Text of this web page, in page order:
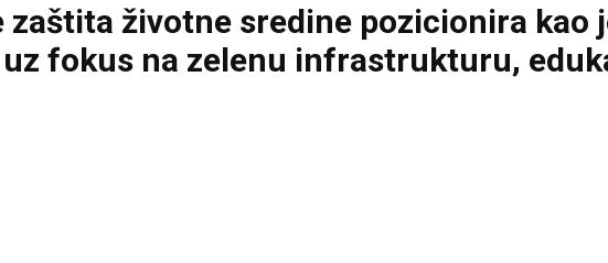
životne sredine pozicionira kao
fokus na zelenu infrastrukturu,